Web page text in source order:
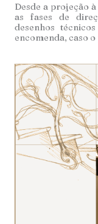
Desde a projeção
as fases de
desenhos
encomenda, caso